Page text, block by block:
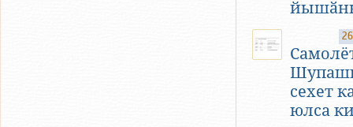
сехет
юлса